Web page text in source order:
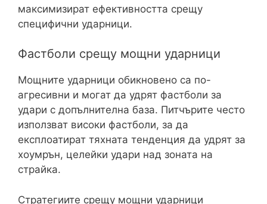
максимизират ефективността срещу
специфични ударници.
Фастболи срещу мощни ударници
Мощните ударници обикновено са по-
агресивни и могат да удрят фастболи за
удари с допълнителна база. Питчърите често
използват високи фастболи, за да
експлоатират тяхната тенденция да удрят за
хоумрън, целейки удари над зоната на
страйка.
Стратегиите срещу мощни ударници